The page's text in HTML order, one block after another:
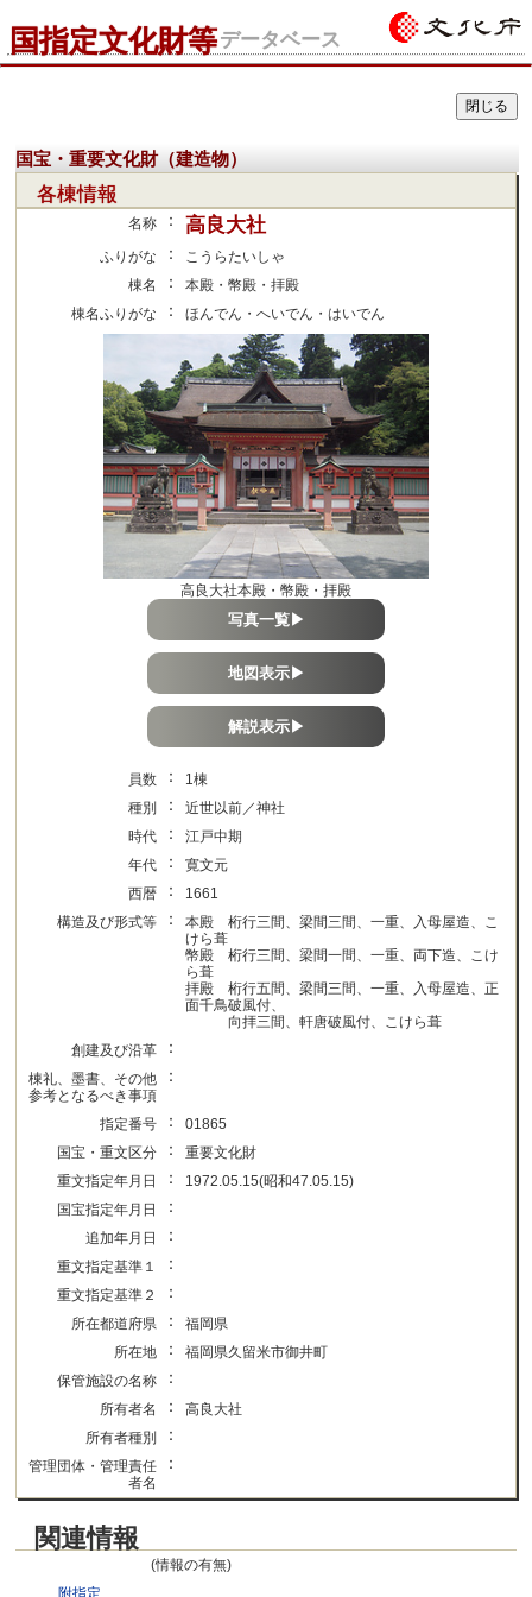
国指定文化財等データベース
国宝・重要文化財（建造物）
各棟情報
名称 ： 高良大社
ふりがな ：
こうらたいしゃ
棟名
：
本殿・幣殿・拝殿
棟名ふりがな
： ほんでん・へいでん・はいでん
高良大社本殿・幣殿・拝殿
写真一覧▶
地図表示▶
解説表示▶
員数 ：
1棟
種別
：
近世以前／神社
時代
：
江戸中期
年代
：
寛文元
西暦
：
1661
構造及び形式等
：
本殿 桁行三間、梁間三間、一重、入母屋造、こ
けら葺
幣殿 桁行三間、梁間一間、一重、両下造、こけ
ら葺
拝殿 桁行五間、梁間三間、一重、入母屋造、正
面千鳥破風付、
向拝三間、軒唐破風付、こけら葺
創建及び沿革
：
棟礼、墨書、その他
参考となるべき事項
：
指定番号 ：
01865
国宝・重文区分
：
重要文化財
重文指定年月日
：
1972.05.15(昭和47.05.15)
国宝指定年月日
：
追加年月日 ：
重文指定基準１ ：
重文指定基準２ ：
所在都道府県 ：
福岡県
所在地
：
福岡県久留米市御井町
保管施設の名称
：
所有者名 ：
高良大社
所有者種別
：
管理団体・管理責任
者名
：
関連情報
(情報の有無)
附指定